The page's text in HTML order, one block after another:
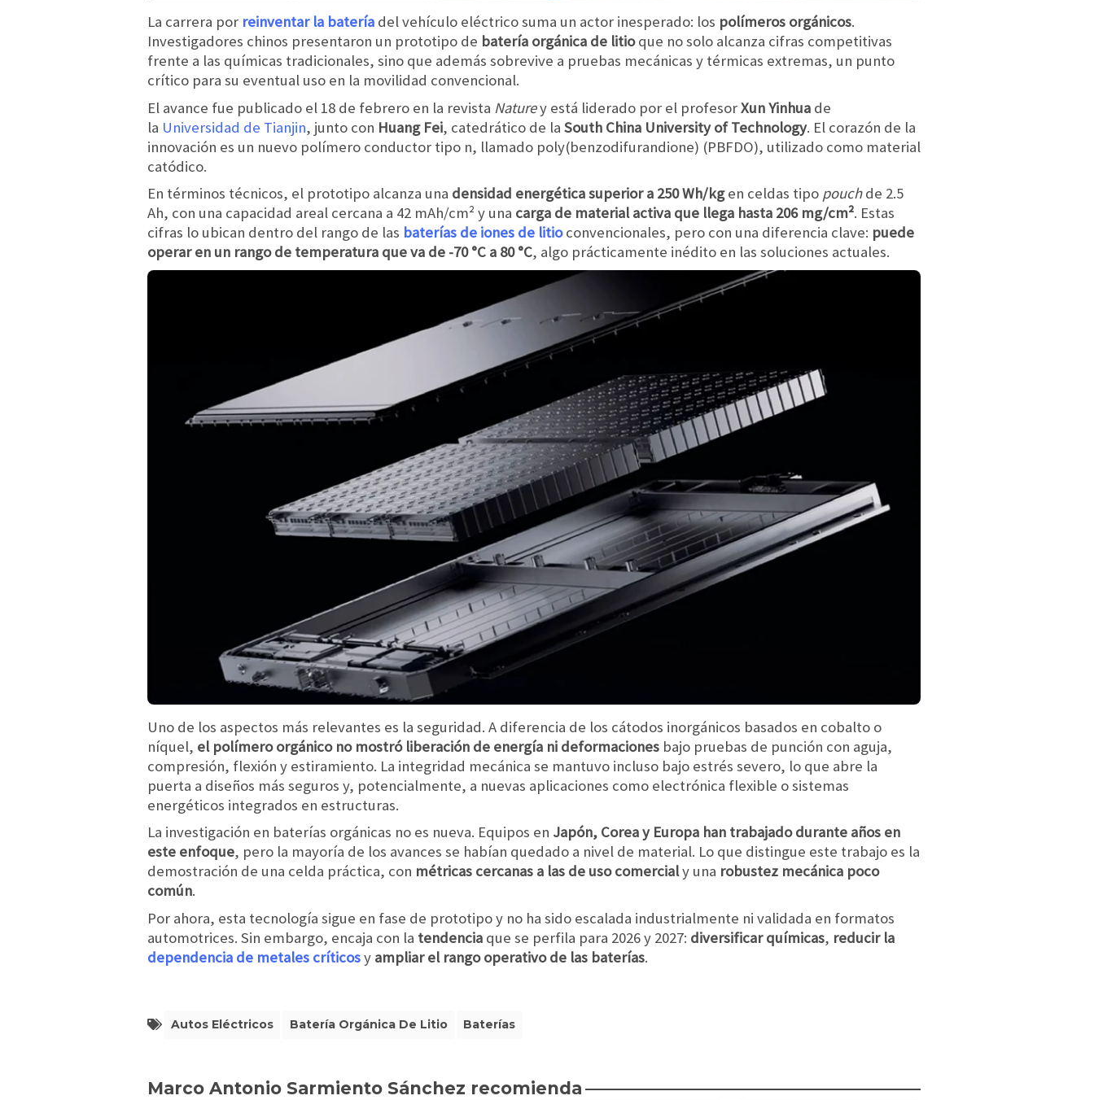
La carrera por reinventar la batería del vehículo eléctrico suma un actor inesperado: los polímeros orgánicos.
Investigadores chinos presentaron un prototipo de batería orgánica de litioque no solo alcanza cifras competitivas
frente a las químicas tradicionales, sino que además sobrevive a pruebas mecánicas y térmicas extremas, un punto
crítico para su eventual uso en la movilidad convencional.
El avance fue publicado el 18 de febrero en la revista Naturey está liderado por el profesorXun Yinhua de
la Universidad de Tianjin, junto con Huang Fei, catedrático de la South China University of Technology. El corazón de la
innovación es un nuevo polímero conductor tipo n, llamado poly(benzodifurandione) (PBFDO), utilizado como material
catódico.
En términos técnicos, el prototipo alcanza una densidad energética superior a 250 Wh/kgen celdas tipo pouchde 2.5
Ah, con una capacidad areal cercana a 42 mAh/cm² y una carga de material activa que llega hasta 206 mg/cm². Estas
cifras lo ubican dentro del rango de las baterías de iones de litioconvencionales, pero con una diferencia clave: puede
operar en un rango de temperatura que va de -70 °C a 80 °C, algo prácticamente inédito en las soluciones actuales.
Uno de los aspectos más relevantes es la seguridad. A diferencia de los cátodos inorgánicos basados en cobalto o
níquel, el polímero orgánico no mostró liberación de energía ni deformaciones bajo pruebas de punción con aguja,
compresión, flexión y estiramiento. La integridad mecánica se mantuvo incluso bajo estrés severo, lo que abre la
puerta a diseños más seguros y, potencialmente, a nuevas aplicaciones como electrónica flexible o sistemas
energéticos integrados en estructuras.
La investigación en baterías orgánicas no es nueva. Equipos en Japón, Corea y Europa han trabajado durante años en
este enfoque, pero la mayoría de los avances se habían quedado a nivel de material. Lo que distingue este trabajo es la
demostración de una celda práctica, con métricas cercanas a las de uso comercialy una robustez mecánica poco
común.
Por ahora, esta tecnología sigue en fase de prototipo y no ha sido escalada industrialmente ni validada en formatos
automotrices. Sin embargo, encaja con la tendencia que se perfila para 2026 y 2027: diversificar químicas, reducir la
dependencia de metales críticosy ampliar el rango operativo de las baterías.
Autos Eléctricos Batería Orgánica De Litio Baterías
Marco Antonio Sarmiento Sánchez recomienda